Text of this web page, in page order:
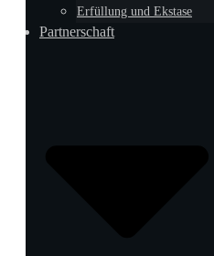
Erfüllung und Ekstase
Partnerschaft